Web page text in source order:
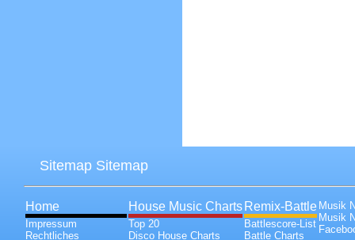
Sitemap Sitemap
Home
Impressum
Rechtliches
House Music Charts
Top 20
Disco House Charts
Remix-Battle
Battlescore-List
Battle Charts
Musik
Musik